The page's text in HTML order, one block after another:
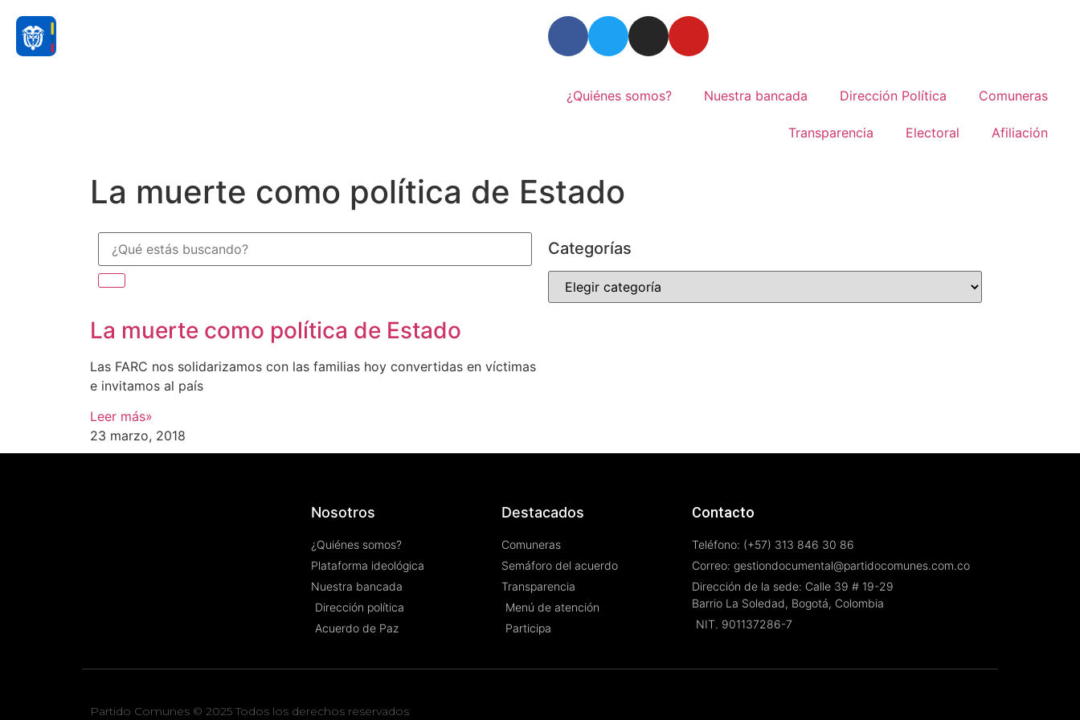
¿Quiénes somos? Nuestra bancada Dirección Política Comuneras
Transparencia Electoral Afiliación
La muerte como política de Estado
Categorías
La muerte como política de Estado
Las FARC nos solidarizamos con las familias hoy convertidas en víctimas
e invitamos al país
Leer más»
23 marzo, 2018
Nosotros
¿Quiénes somos?
Plataforma ideológica
Nuestra bancada
Dirección política
Acuerdo de Paz
Destacados
Comuneras
Semáforo del acuerdo
Transparencia
Menú de atención
Participa
Contacto
Teléfono: (+57) 313 846 30 86
Correo: gestiondocumental@partidocomunes.com.co
Dirección de la sede: Calle 39 # 19-29
Barrio La Soledad, Bogotá, Colombia
NIT. 901137286-7
Partido Comunes © 2025 Todos los derechos reservados